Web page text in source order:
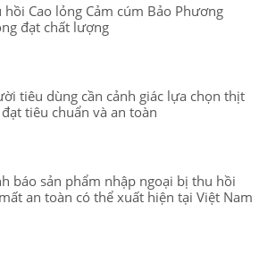
hồi Cao lỏng Cảm cúm Bảo Phương
đạt chất lượng
tiêu dùng cần cảnh giác lựa chọn thịt
tiêu chuẩn và an toàn
báo sản phẩm nhập ngoại bị thu hồi
an toàn có thể xuất hiện tại Việt Nam